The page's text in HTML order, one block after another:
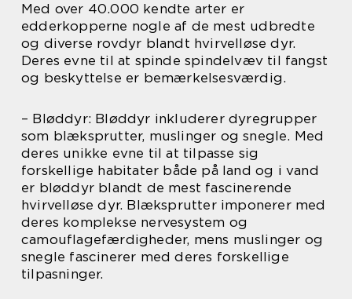
Med over 40.000 kendte arter er
edderkopperne nogle af de mest udbredte
og diverse rovdyr blandt hvirvelløse dyr.
Deres evne til at spinde spindelvæv til fangst
og beskyttelse er bemærkelsesværdig.
– Bløddyr: Bløddyr inkluderer dyregrupper
som blæksprutter, muslinger og snegle. Med
deres unikke evne til at tilpasse sig
forskellige habitater både på land og i vand
er bløddyr blandt de mest fascinerende
hvirvelløse dyr. Blæksprutter imponerer med
deres komplekse nervesystem og
camouflagefærdigheder, mens muslinger og
snegle fascinerer med deres forskellige
tilpasninger.